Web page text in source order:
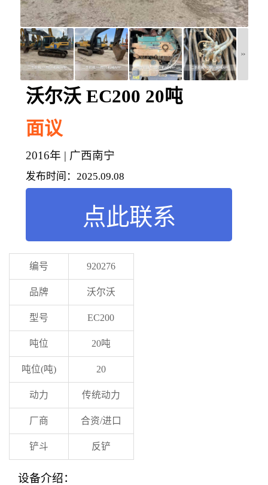
沃尔沃 EC200 20吨
面议
2016年 | 广西南宁
发布时间： 2025.09.08
点此联系
编号 920276
品牌 沃尔沃
型号 EC200
吨位 20吨
吨位(吨) 20
动力 传统动力
厂商 合资/进口
铲斗 反铲
设备介绍：